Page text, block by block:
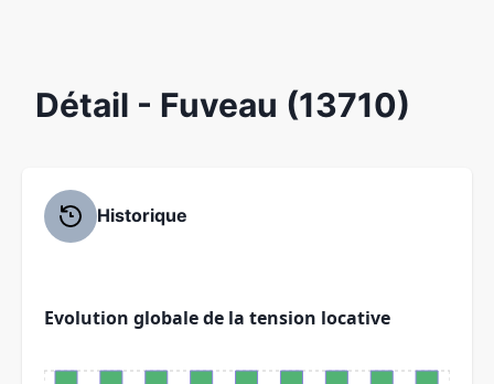
Détail - Fuveau (13710)
Historique
Evolution globale de la tension locative